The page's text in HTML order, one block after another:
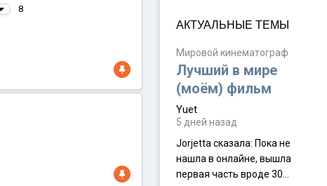
8
АКТУАЛЬНЫЕ ТЕМЫ
Мировой кинематограф
Лучший в мире
(моём) фильм
Yuet
5 дней назад
Jorjetta сказалa: Пока не
нашла в онлайне, вышла
первая часть вроде 30